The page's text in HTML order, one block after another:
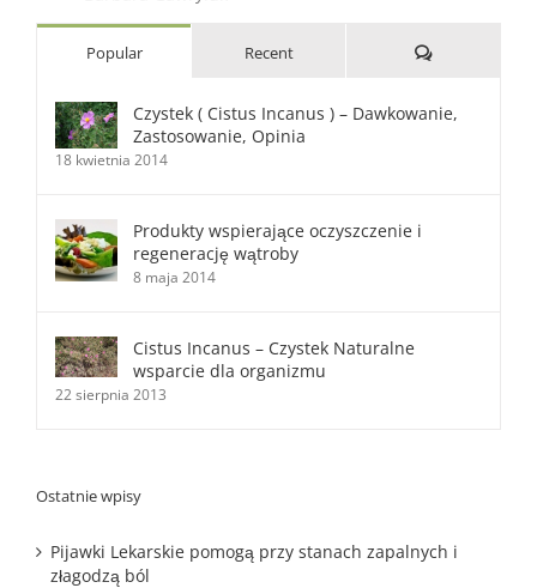
Popular Recent Comments
Czystek ( Cistus Incanus ) – Dawkowanie,
Zastosowanie, Opinia
18 kwietnia 2014
Produkty wspierające oczyszczenie i
regenerację wątroby
8 maja 2014
Cistus Incanus – Czystek Naturalne
wsparcie dla organizmu
22 sierpnia 2013
Ostatnie wpisy
Pijawki Lekarskie pomogą przy stanach zapalnych i
złagodzą ból